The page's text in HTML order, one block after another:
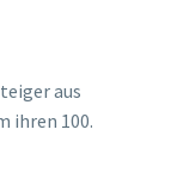
aus
ihren 100.